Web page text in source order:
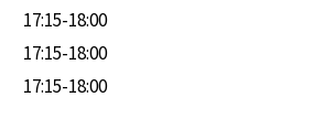
17:15-18:00
17:15-18:00
17:15-18:00